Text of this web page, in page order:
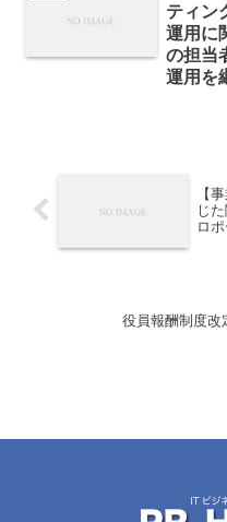
ティン
運用に
の担当
運用を
【
じ
ロ
役員報酬制度改